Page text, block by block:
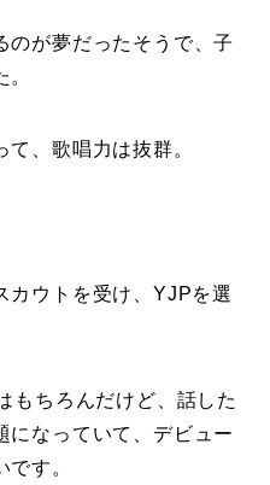
のが夢だったそうで、子
、歌唱力は抜群。
カウトを受け、YJPを選
もちろんだけど、話した
になっていて、デビュー
す。